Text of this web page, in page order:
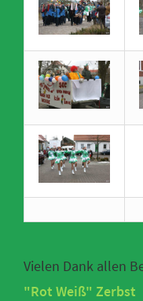
Vielen Dank allen
"Rot Weiß" Zerbst